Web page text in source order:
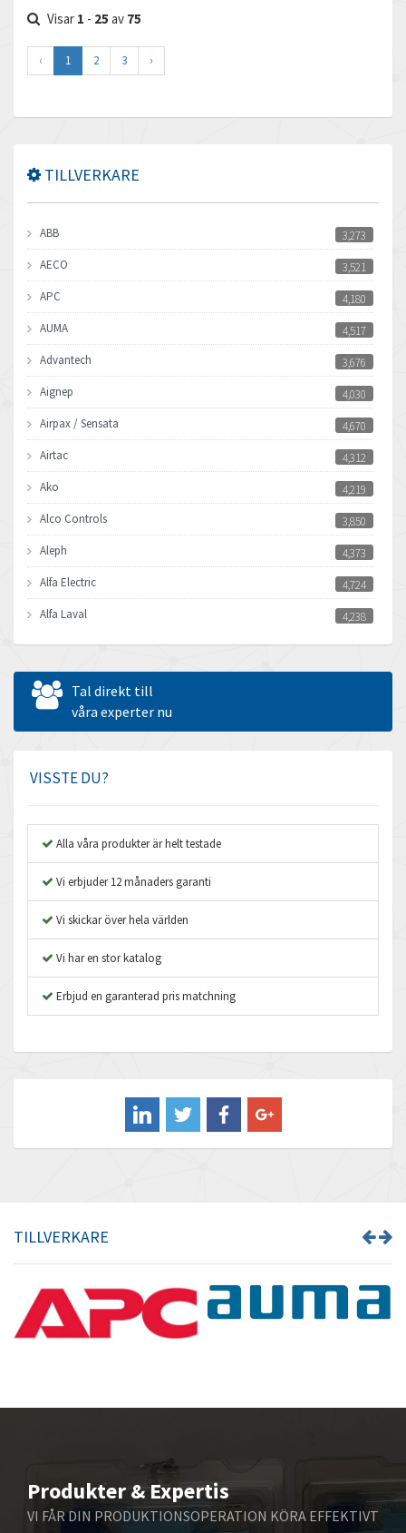
Visar 1 - 25 av 75
‹ 1 2 3 ›
TILLVERKARE
ABB
3,273
AECO
3,521
APC
4,180
AUMA
4,517
Advantech
3,676
Aignep
4,030
Airpax / Sensata
4,670
Airtac
4,312
Ako
4,219
Alco Controls
3,850
Aleph
4,373
Alfa Electric
4,724
Alfa Laval
4,238
Allen Bradley
3,095
Allen West
Amperite
Amplicon Liveline
Apex Dynamics
Asco Numatics
Atos
4,673
Aventics
B&R
Barber Colman
3,554
Baumuller
3,029
Beckhoff
4,436
Belling Lee
Tal direkt till
våra experter nu
VISSTE DU?
Alla våra produkter är helt testade
Vi erbjuder 12 månaders garanti
Vi skickar över hela världen
Vi har en stor katalog
Erbjud en garanterad pris matchning
TILLVERKARE
Produkter & Expertis
VI FÅR DIN PRODUKTIONSOPERATION KÖRA EFFEKTIVT